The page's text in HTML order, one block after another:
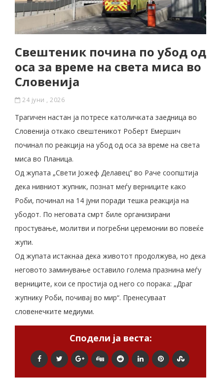
Свештеник почина по убод од
оса за време на света миса во
Словенија
24 јуни , 2026
Трагичен настан ја потресе католичката заедница во
Словенија откако свештеникот Роберт Емершич
починал по реакција на убод од оса за време на света
миса во Планица.
Од жупата „Свети Јожеф Делавец“ во Раче соопштија
дека нивниот жупник, познат меѓу верниците како
Роби, починал на 14 јуни поради тешка реакција на
убодот. По неговата смрт биле организирани
простување, молитви и погребни церемонии во повеќе
жупи.
Од жупата истакнаа дека животот продолжува, но дека
неговото заминување оставило голема празнина меѓу
верниците, кои се простија од него со порака: „Драг
жупнику Роби, почивај во мир“. Пренесуваат
словенечките медиуми.
Сподели ја веста: